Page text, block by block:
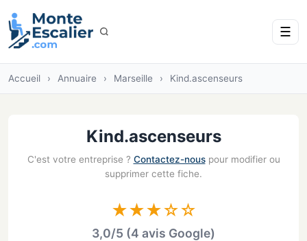
☰
Accueil › Annuaire › Marseille › Kind.ascenseurs
Kind.ascenseurs
C'est votre entreprise ? Contactez-nouspour modifier ou
supprimer cette fiche.
★★★☆☆
3,0/5 (4 avis Google)